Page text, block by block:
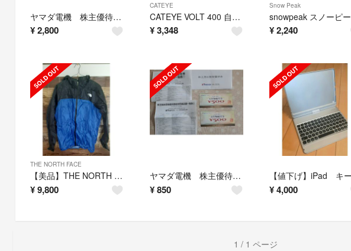
ヤマダ電機 株主優待 3000円分 2024年6月末まで
¥2,800
CATEYE
CATEYE VOLT 400 自転車ライト
¥3,348
Snow Peak
¥ 2,240
THE NORTH FACE
【美品】THE NORTH FACE/ストライクトレイルフーディー Mサイズ青色
¥9,800
ヤマダ電機 株主優待 1000円分 2023年6月末まで
¥850 ¥ 4,000
1 / 1 ページ